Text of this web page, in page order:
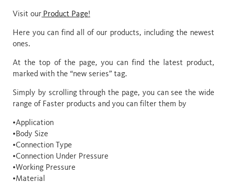
Visit our Product Page!
Here you can find all of our products, including the newest
ones.
At the top of the page, you can find the latest product,
marked with the “new series” tag.
Simply by scrolling through the page, you can see the wide
range of Faster products and you can filter them by
•Application
•Body Size
•Connection Type
•Connection Under Pressure
•Working Pressure
•Material